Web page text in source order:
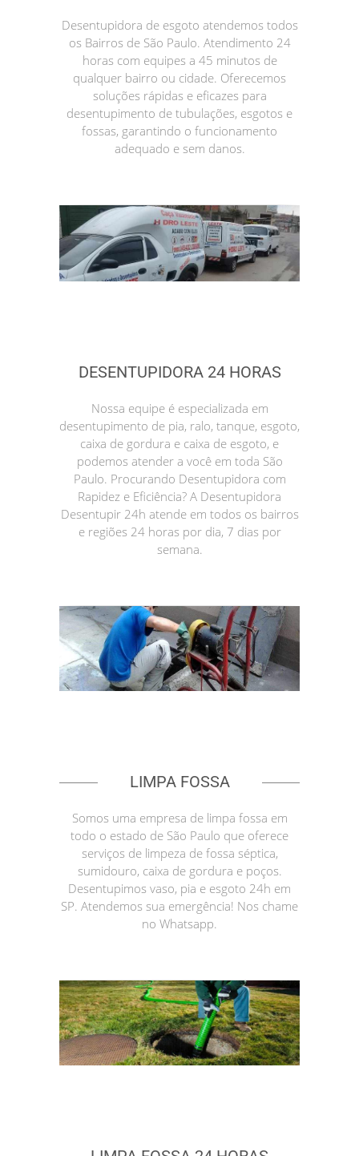
Desentupidora de esgoto atendemos todos
os Bairros de São Paulo. Atendimento 24
horas com equipes a 45 minutos de
qualquer bairro ou cidade. Oferecemos
soluções rápidas e eficazes para
desentupimento de tubulações, esgotos e
fossas, garantindo o funcionamento
adequado e sem danos.
DESENTUPIDORA 24 HORAS
Nossa equipe é especializada em
desentupimento de pia, ralo, tanque, esgoto,
caixa de gordura e caixa de esgoto, e
podemos atender a você em toda São
Paulo. Procurando Desentupidora com
Rapidez e Eficiência? A Desentupidora
Desentupir 24h atende em todos os bairros
e regiões 24 horas por dia, 7 dias por
semana.
LIMPA FOSSA
Somos uma empresa de limpa fossa em
todo o estado de São Paulo que oferece
serviços de limpeza de fossa séptica,
sumidouro, caixa de gordura e poços.
Desentupimos vaso, pia e esgoto 24h em
SP. Atendemos sua emergência! Nos chame
no Whatsapp.